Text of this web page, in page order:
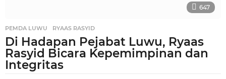
647
PEMDA LUWU ,RYAAS RASYID
Di Hadapan Pejabat Luwu, Ryaas
Rasyid Bicara Kepemimpinan dan
Integritas